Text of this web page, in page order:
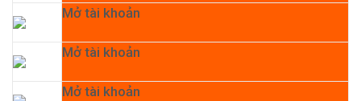
Mở tài khoản
Mở tài khoản
Mở tài khoản